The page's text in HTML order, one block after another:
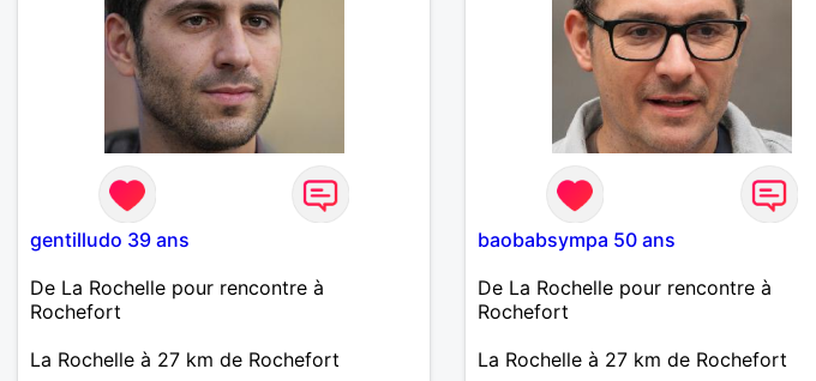
gentilludo 39 ans
De La Rochelle pour rencontre à
Rochefort
La Rochelle à 27 km de Rochefort
baobabsympa 50 ans
De La Rochelle pour rencontre à
Rochefort
La Rochelle à 27 km de Rochefort